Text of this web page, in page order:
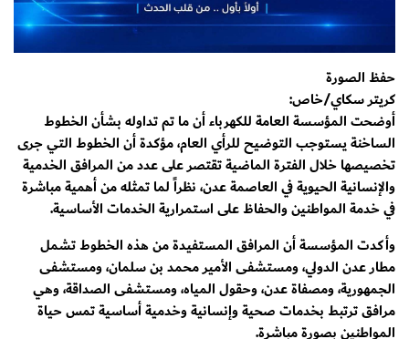
حفظ الصورة
كريتر سكاي/خاص:
أوضحت المؤسسة العامة للكهرباء أن ما تم تداوله بشأن الخطوط
الساخنة يستوجب التوضيح للرأي العام، مؤكدة أن الخطوط التي جرى
تخصيصها خلال الفترة الماضية تقتصر على عدد من المرافق الخدمية
والإنسانية الحيوية في العاصمة عدن، نظراً لما تمثله من أهمية مباشرة
في خدمة المواطنين والحفاظ على استمرارية الخدمات الأساسية.
وأكدت المؤسسة أن المرافق المستفيدة من هذه الخطوط تشمل
مطار عدن الدولي، ومستشفى الأمير محمد بن سلمان، ومستشفى
الجمهورية، ومصفاة عدن، وحقول المياه، ومستشفى الصداقة، وهي
مرافق ترتبط بخدمات صحية وإنسانية وخدمية أساسية تمس حياة
المواطنين بصورة مباشرة.